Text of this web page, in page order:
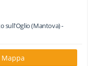
sull'Oglio(Mantova) -
Mappa